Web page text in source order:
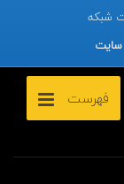
شبکه
سایت
فهرست